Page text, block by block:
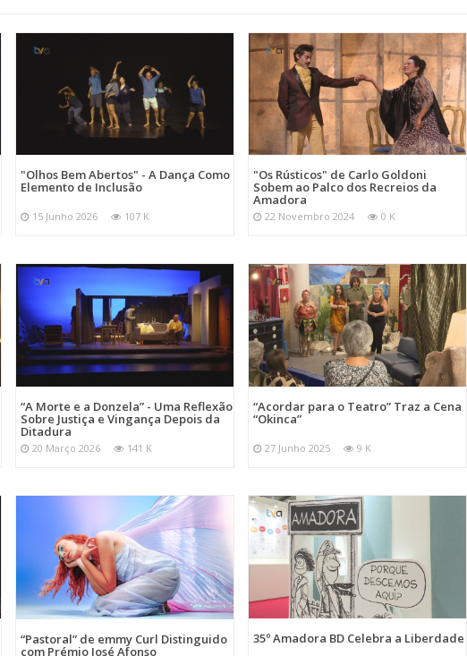
"Olhos Bem Abertos" - A Dança Como
Elemento de Inclusão
15 Junho 2026 107 K
"Os Rústicos" de Carlo Goldoni
Sobem ao Palco dos Recreios da
Amadora
22 Novembro 2024 0 K
“A Morte e a Donzela” - Uma Reflexão
Sobre Justiça e Vingança Depois da
Ditadura
20 Março 2026 141 K
“Acordar para o Teatro” Traz a Cena
“Okinca”
27 Junho 2025 9 K
“Pastoral” de emmy Curl Distinguido
com Prémio José Afonso
35º Amadora BD Celebra a Liberdade